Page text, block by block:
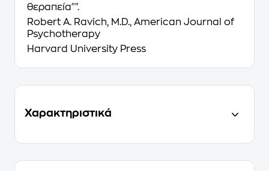
θεραπεία"".
Robert A. Ravich, M.D., American Journal of
Psychotherapy
Ηarvard University Press
Χαρακτηριστικά